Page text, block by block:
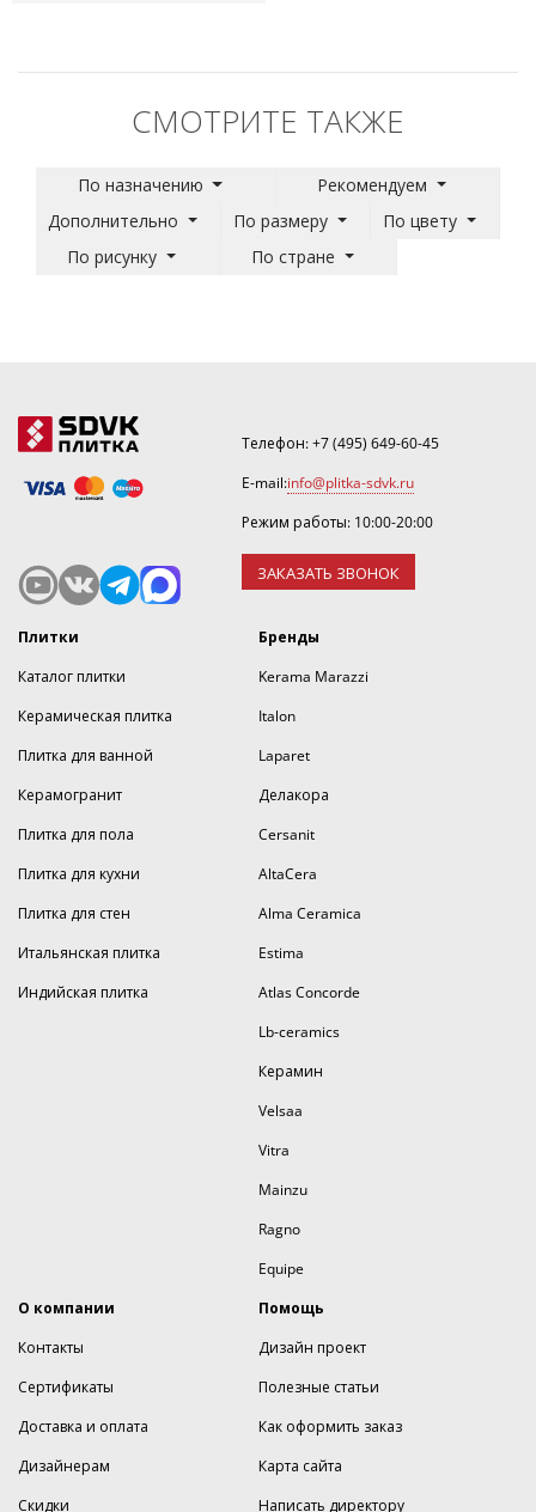
СМОТРИТЕ ТАКЖЕ
По назначению
Рекомендуем
Дополнительно
По размеру
По цвету
По рисунку
По стране
Телефон:+7 (495) 649-60-45
E-mail:info@plitka-sdvk.ru
Режим работы: 10:00-20:00
ЗАКАЗАТЬ ЗВОНОК
Плитки
Каталог плитки
Керамическая плитка
Плитка для ванной
Керамогранит
Плитка для пола
Плитка для кухни
Плитка для стен
Итальянская плитка
Индийская плитка
Бренды
Kerama Marazzi
Italon
Laparet
Делакора
Cersanit
AltaCera
Alma Ceramica
Estima
Atlas Concorde
Lb-ceramics
Керамин
Velsaa
Vitra
Mainzu
Ragno
Equipe
О компании
Контакты
Сертификаты
Доставка и оплата
Дизайнерам
Скидки
Помощь
Дизайн проект
Полезные статьи
Как оформить заказ
Карта сайта
Написать директору